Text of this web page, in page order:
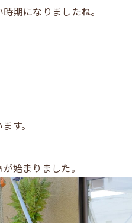
期になりましたね。
す。
が始まりました。